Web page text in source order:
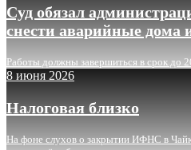
Суд обязал
снести аварийные дома
Работы должны завершиться в срок до
8 июня 2026
Налоговая близко
На фоне слухов о закрытии ИФНС в